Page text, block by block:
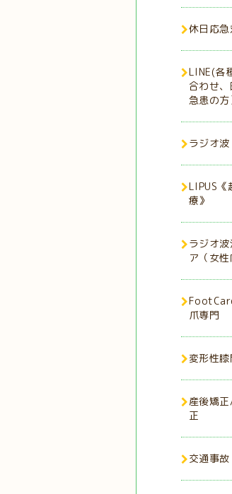
休日応急
LINE(各
合わせ
急患の方
ラジオ波
LIPUS《
療》
ラジオ
ア（女性
爪専門
変形性
産後矯
正
交通事故